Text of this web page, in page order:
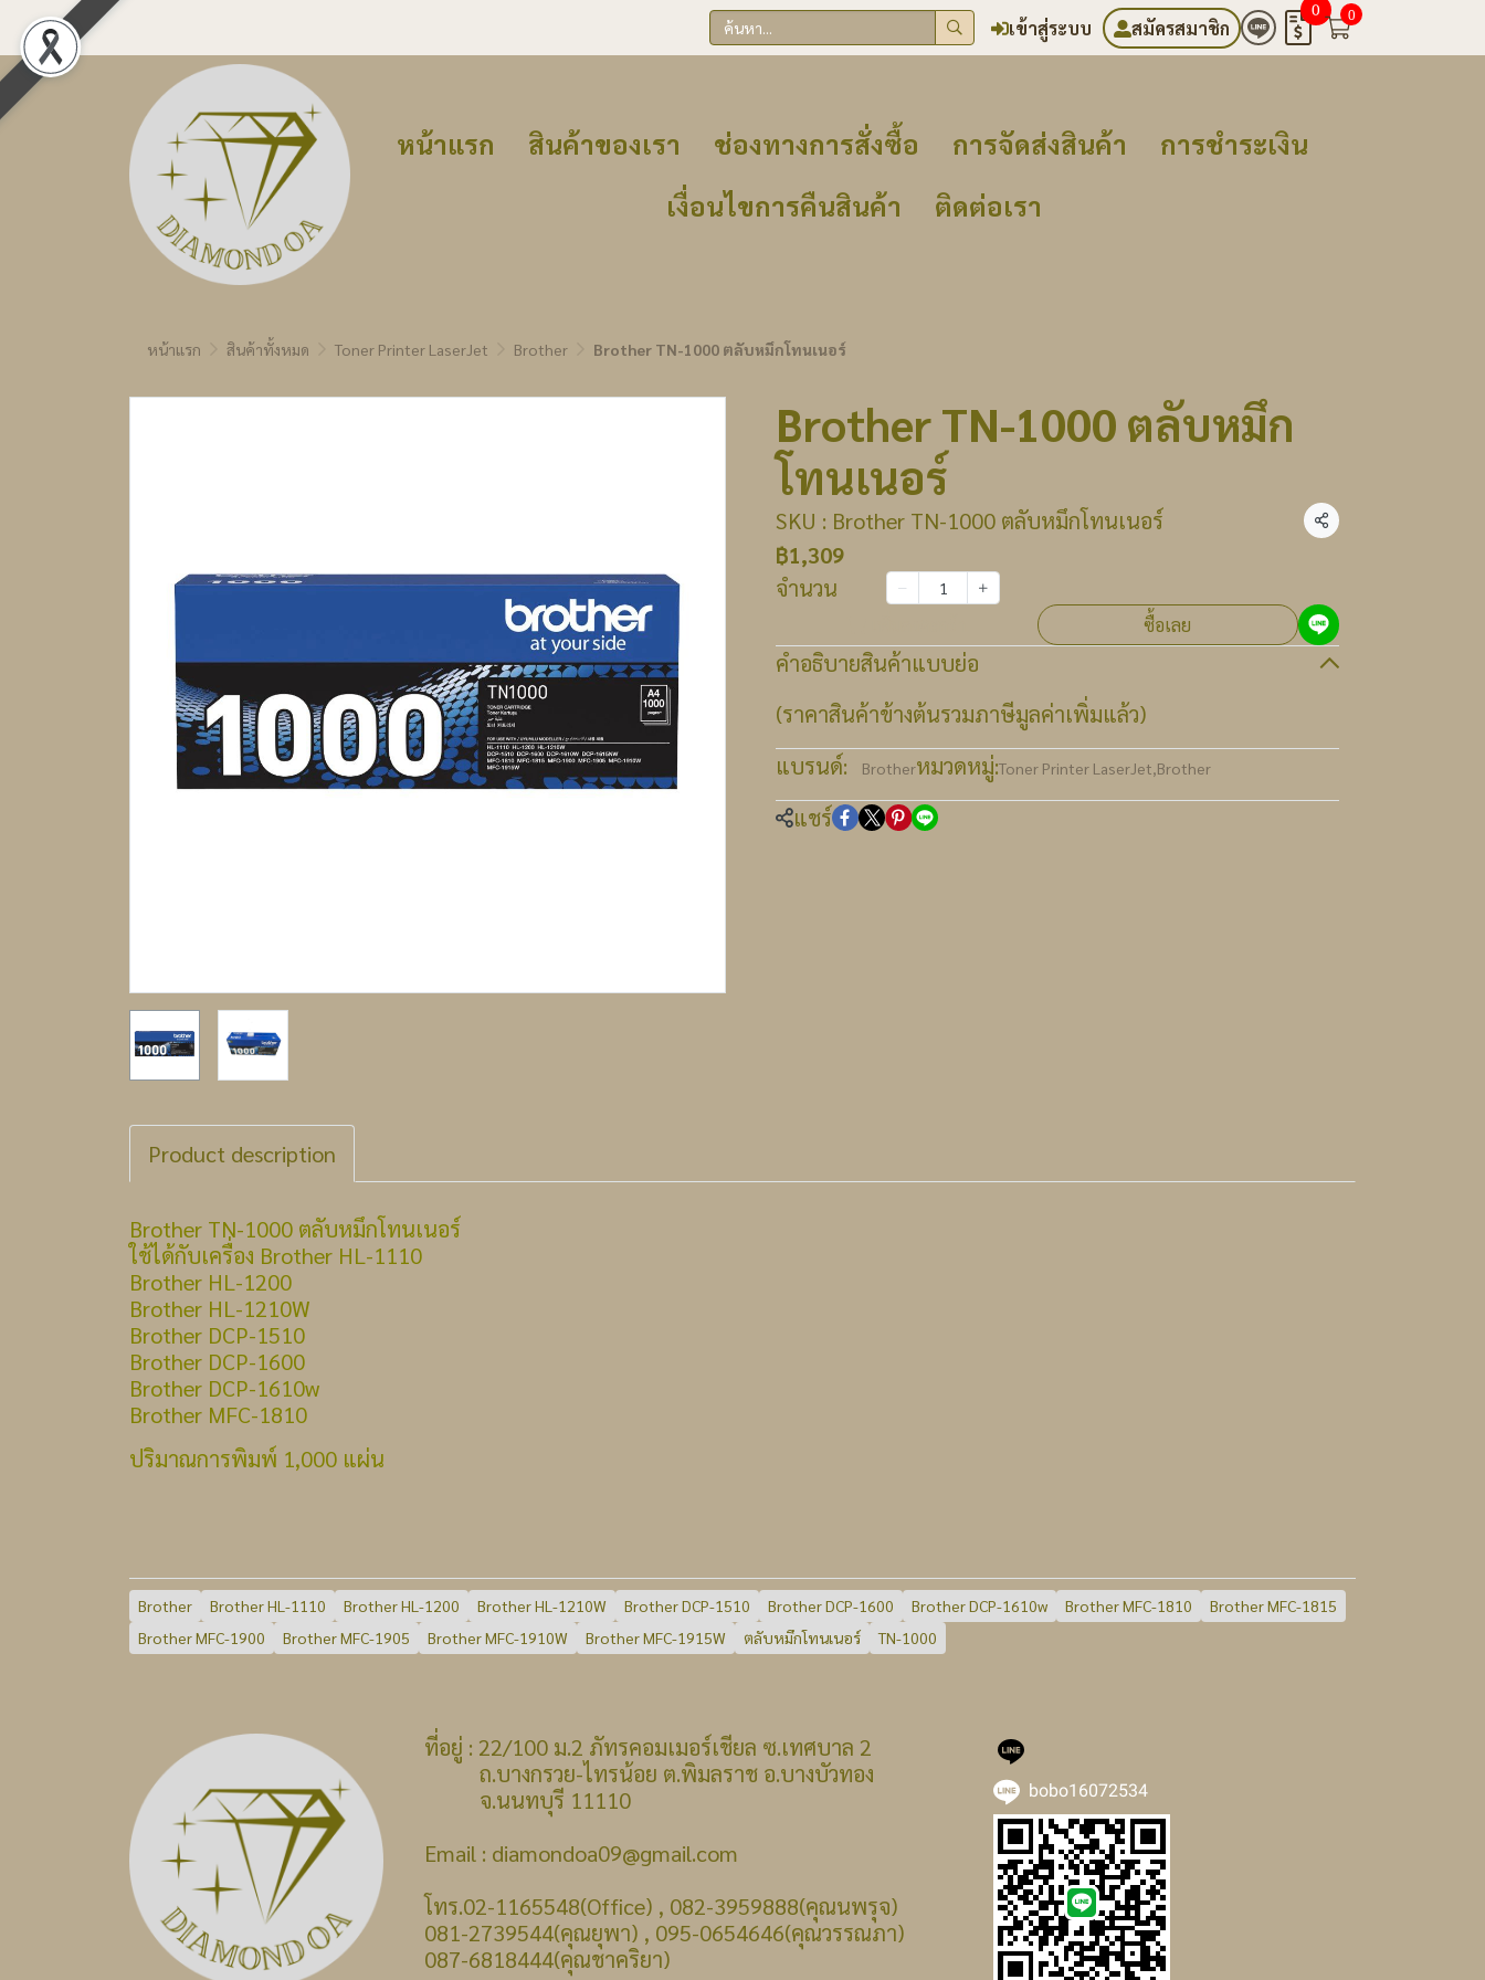
เข้าสู่ระบบ สมัครสมาชิก
0 0
หน้าแรก สินค้าของเรา ช่องทางการสั่งซื้อ การจัดส่งสินค้า
การชำระเงิน
เงื่อนไขการคืนสินค้า
ติดต่อเรา
หน้าแรก สินค้าทั้งหมด Toner Printer LaserJet Brother Brother TN-1000 ตลับหมึกโทนเนอร์
Brother TN-1000 ตลับหมึก
โทนเนอร์
SKU : Brother TN-1000 ตลับหมึกโทนเนอร์ แชร์
฿1,309
จำนวน
ซื้อเลย
คำอธิบายสินค้าแบบย่อ
(ราคาสินค้าข้างต้นรวมภาษีมูลค่าเพิ่มแล้ว)
แบรนด์:
Brotherหมวดหมู่:Toner Printer LaserJet,Brother
แชร์
Product description
Brother TN-1000 ตลับหมึกโทนเนอร์
ใช้ได้กับเครื่อง Brother HL-1110
Brother HL-1200
Brother HL-1210W
Brother DCP-1510
Brother DCP-1600
Brother DCP-1610w
Brother MFC-1810
ปริมาณการพิมพ์ 1,000 แผ่น
Brother Brother HL-1110 Brother HL-1200 Brother HL-1210W Brother DCP-1510 Brother DCP-1600 Brother DCP-1610w Brother MFC-1810
Brother MFC-1815
Brother MFC-1900
Brother MFC-1905 Brother MFC-1910W Brother MFC-1915W ตลับหมึกโทนเนอร์ TN-1000
ที่อยู่ : 22/100 ม.2 ภัทรคอมเมอร์เชียล ซ.เทศบาล 2
ถ.บางกรวย-ไทรน้อย ต.พิมลราช อ.บางบัวทอง
จ.นนทบุรี 11110
Email : diamondoa09@gmail.com
โทร.02-1165548(Office) , 082-3959888(คุณนพรุจ)
081-2739544(คุณยุพา) , 095-0654646(คุณวรรณภา)
087-6818444(คุณชาคริยา)
bobo16072534